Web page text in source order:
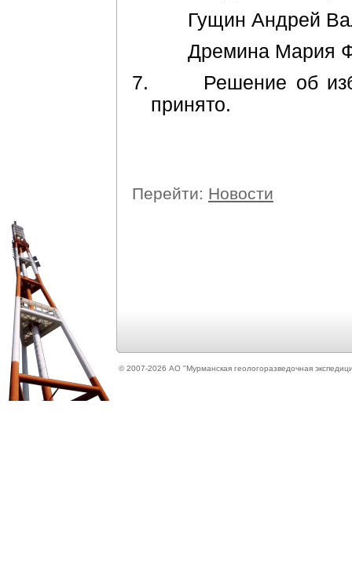
Гущин Андрей
Дремина Мария
7.
Решение об
принято.
Перейти: Новости
©2007-2026 АО "Мурманская геологоразведочная